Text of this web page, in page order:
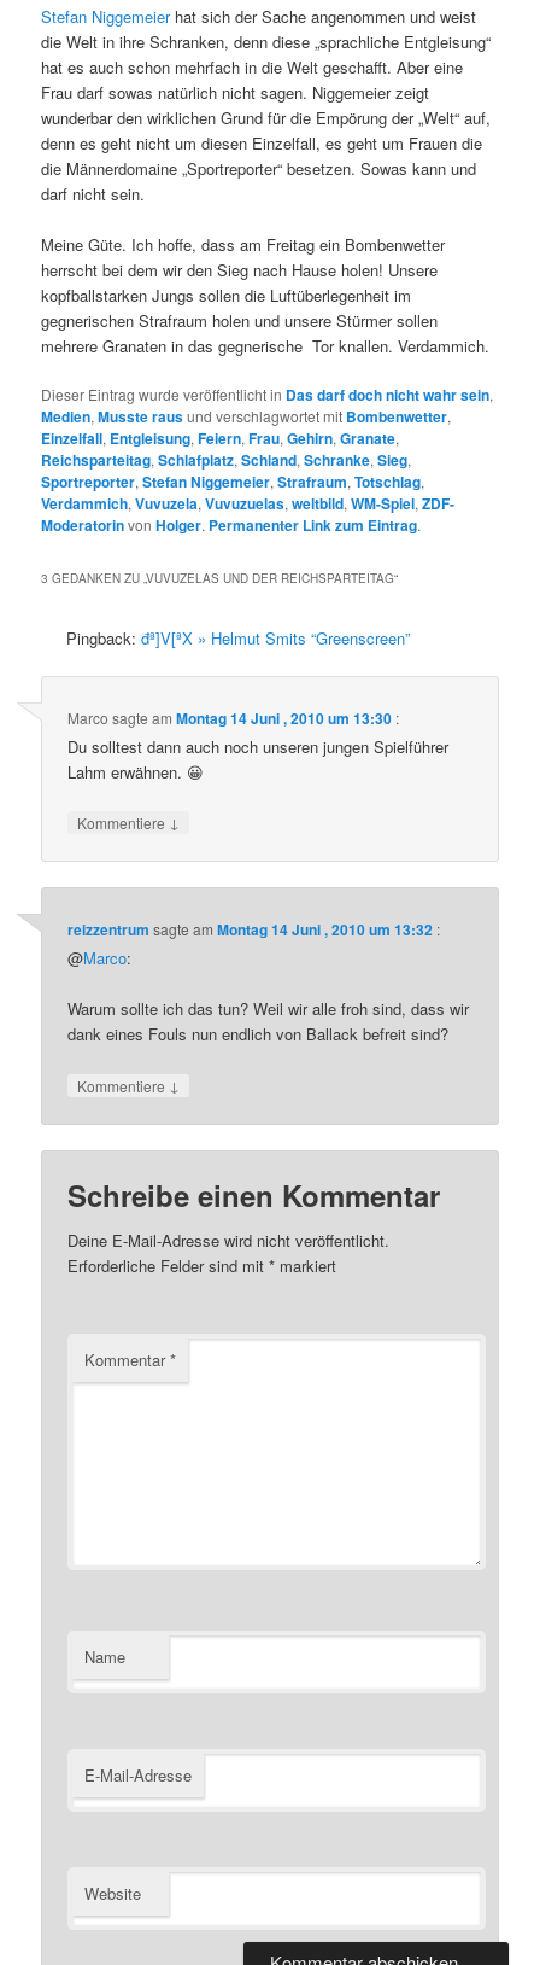
Stefan Niggemeierhat sich der Sache angenommen und weist
die Welt in ihre Schranken, denn diese „sprachliche Entgleisung“
hat es auch schon mehrfach in die Welt geschafft. Aber eine
Frau darf sowas natürlich nicht sagen. Niggemeier zeigt
wunderbar den wirklichen Grund für die Empörung der „Welt“ auf,
denn es geht nicht um diesen Einzelfall, es geht um Frauen die
die Männerdomaine „Sportreporter“ besetzen. Sowas kann und
darf nicht sein.
Meine Güte. Ich hoffe, dass am Freitag ein Bombenwetter
herrscht bei dem wir den Sieg nach Hause holen! Unsere
kopfballstarken Jungs sollen die Luftüberlegenheit im
gegnerischen Strafraum holen und unsere Stürmer sollen
mehrere Granaten in das gegnerische Tor knallen. Verdammich.
Dieser Eintrag wurde veröffentlicht in Das darf doch nicht wahr sein,
Medien,Musste rausund verschlagwortet mit Bombenwetter,
Einzelfall, Entgleisung,Feiern,Frau,Gehirn,Granate,
Reichsparteitag,Schlafplatz,Schland,Schranke,Sieg,
Sportreporter,Stefan Niggemeier,Strafraum,Totschlag,
Verdammich,Vuvuzela,Vuvuzuelas,weltbild,WM-Spiel,ZDF-
ModeratorinvonHolger. Permanenter Link zum Eintrag.
3 GEDANKEN ZU „VUVUZELAS UND DER REICHSPARTEITAG“
Pingback:đª]V[ªX » Helmut Smits “Greenscreen”
Marco sagte amMontag 14 Juni , 2010 um 13:30 :
Du solltest dann auch noch unseren jungen Spielführer
Lahm erwähnen. 😀
Kommentiere ↓
reizzentrum sagte amMontag 14 Juni , 2010 um 13:32 :
@Marco:
Warum sollte ich das tun? Weil wir alle froh sind, dass wir
dank eines Fouls nun endlich von Ballack befreit sind?
Kommentiere ↓
Schreibe einen Kommentar
Deine E-Mail-Adresse wird nicht veröffentlicht.
Erforderliche Felder sind mit* markiert
Kommentar*
Name
E-Mail-Adresse
Website